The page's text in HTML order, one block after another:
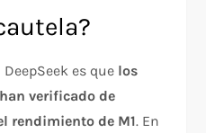
es que los
verificado de
rendimiento de M1. En